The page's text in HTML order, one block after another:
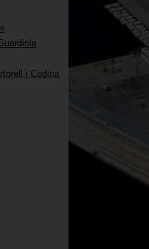
i Codina